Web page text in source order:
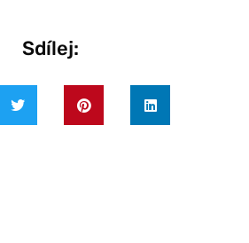
Sdílej: